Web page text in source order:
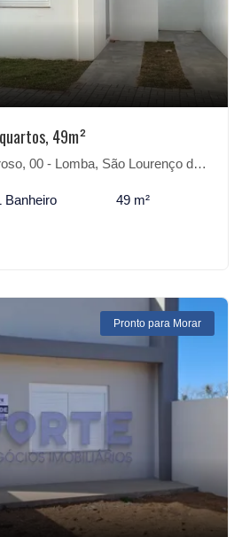
49m²
00 - Lomba, São Lourenço do Sul-RS
Banheiro 49 m²
Pronto para Morar